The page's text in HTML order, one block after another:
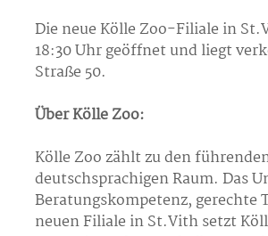
Die neue Kölle Zoo-Filiale in
18:30 Uhr geöffnet und liegt
Straße 50.
Über Kölle Zoo:
Kölle Zoo zählt zu den
deutschsprachigen Raum. Das
Beratungskompetenz,
neuen Filiale in St.Vith setzt